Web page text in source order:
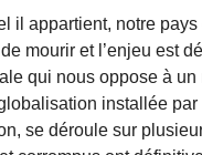
il appartient, notre
mourir et l’enjeu est
qui nous oppose à
installée par
se déroule sur